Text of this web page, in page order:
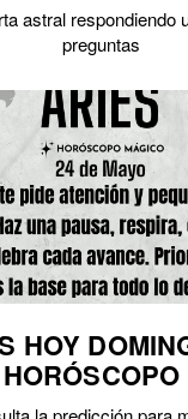
astral respondiendo
preguntas
HOY